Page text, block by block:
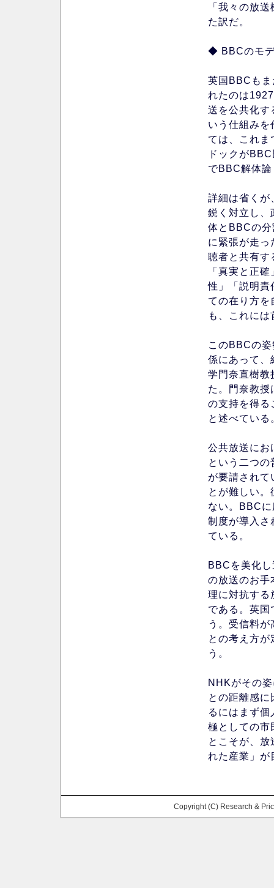
「我々の放
た訳だ。
◆ BBCのモ
英国BBCも
れたのは
送を公共化す
いう仕組み
ては、これま
ドックが
でBBC解体
詳細は省く
鋭く対立し、
体とBBCの
に緊張が走
聴者と共有す
「真実と正
性」「説明責
ての在り方を
も、これに
このBBCの
係にあって、
学門奈直樹教
た。門奈教
の支持を得る
と述べている
公共放送にお
という二つ
が要請されて
とが難しい
ない。BBC
制度が導入さ
ている。
BBCを美化
の放送のお手
理に対抗する
である。英
う。受信料
との考え方
う。
NHKがその
との距離感
るにはまず
極としての市
とこそが、
れた産業」が
Copyright (C) Research &